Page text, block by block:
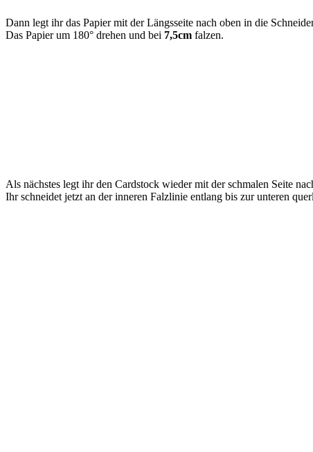
Dann legt ihr das Papier mit der Längsseite nach oben in die
Das Papier um 180° drehen und bei 7,5cm falzen.
Als nächstes legt ihr den Cardstock wieder mit der schmalen Seite
Ihr schneidet jetzt an der inneren Falzlinie entlang bis zur unteren